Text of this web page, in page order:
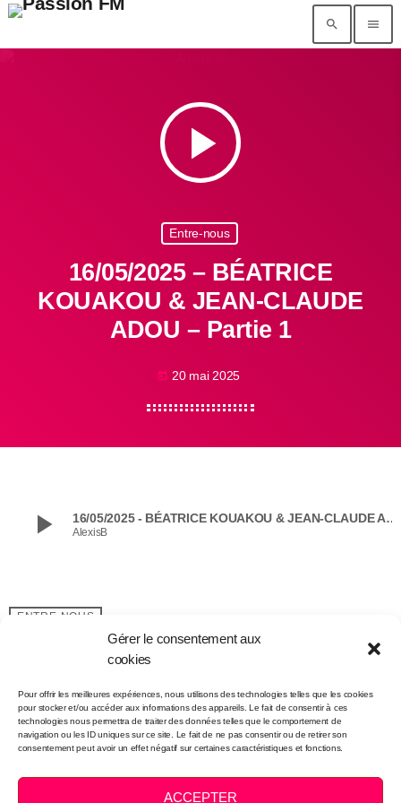
Gérer le consentement aux
cookies
Pour offrir les meilleures expériences, nous utilisons des technologies telles que les cookies
pour stocker et/ou accéder aux informations des appareils. Le fait de consentir à ces
technologies nous permettra de traiter des données telles que le comportement de
navigation ou les ID uniques sur ce site. Le fait de ne pas consentir ou de retirer son
consentement peut avoir un effet négatif sur certaines caractéristiques et fonctions.
ACCEPTER
search menu
play_arrow
Entre-nous
16/05/2025 – BÉATRICE
KOUAKOU & JEAN-CLAUDE
ADOU – Partie 1
today 20 mai 2025
play_arrow 16/05/2025 - BÉATRICE KOUAKOU & JEAN-CLAUDE ADOU - Partie 1
AlexisB
ENTRE-NOUS